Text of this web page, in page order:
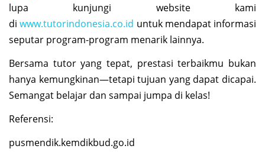
lupa kunjungi website kami
diwww.tutorindonesia.co.id untuk mendapat informasi
seputar program-program menarik lainnya.
Bersama tutor yang tepat, prestasi terbaikmu bukan
hanya kemungkinan—tetapi tujuan yang dapat dicapai.
Semangat belajar dan sampai jumpa di kelas!
Referensi:
pusmendik.kemdikbud.go.id